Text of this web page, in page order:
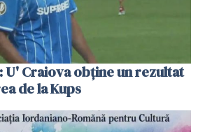
U' Craiova obține un rezultat
de la Kups